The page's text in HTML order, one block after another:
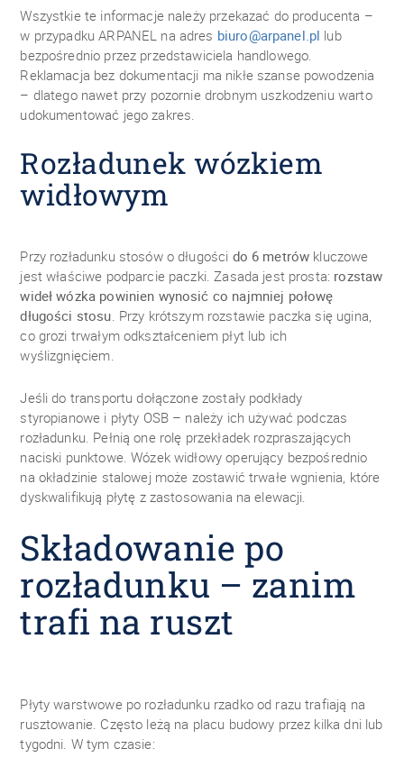
Wszystkie te informacje należy przekazać do producenta –
w przypadku ARPANEL na adres biuro@arpanel.pl lub
bezpośrednio przez przedstawiciela handlowego.
Reklamacja bez dokumentacji ma nikłe szanse powodzenia
– dlatego nawet przy pozornie drobnym uszkodzeniu warto
udokumentować jego zakres.
Rozładunek wózkiem
widłowym
Przy rozładunku stosów o długości do 6 metrów kluczowe
jest właściwe podparcie paczki. Zasada jest prosta: rozstaw
wideł wózka powinien wynosić co najmniej połowę
długości stosu. Przy krótszym rozstawie paczka się ugina,
co grozi trwałym odkształceniem płyt lub ich
wyślizgnięciem.
Jeśli do transportu dołączone zostały podkłady
styropianowe i płyty OSB – należy ich używać podczas
rozładunku. Pełnią one rolę przekładek rozpraszających
naciski punktowe. Wózek widłowy operujący bezpośrednio
na okładzinie stalowej może zostawić trwałe wgnienia, które
dyskwalifikują płytę z zastosowania na elewacji.
Składowanie po
rozładunku – zanim
trafi na ruszt
Płyty warstwowe po rozładunku rzadko od razu trafiają na
rusztowanie. Często leżą na placu budowy przez kilka dni lub
tygodni. W tym czasie: